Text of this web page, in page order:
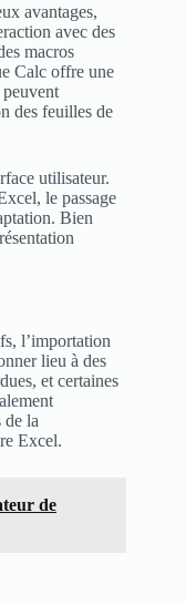
avantages,
avec des
macros
Calc offre une
des feuilles de
utilisateur.
le passage
Bien
l’importation
lieu à des
et certaines
de la
Excel.
de